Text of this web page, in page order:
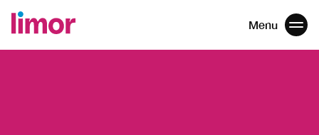
Navigatie
overslaan
Menu